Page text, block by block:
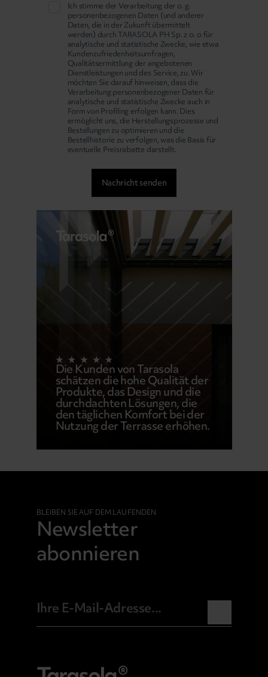
Ich stimme der Verarbeitung der o. g.
personenbezogenen Daten (und anderer
Daten, die in der Zukunft übermittelt
werden) durch TARASOLA PH Sp. z o. o für
analytische und statistische Zwecke, wie etwa
Kundenzufriedenheitsumfragen,
Qualitätsermittlung der angebotenen
Dienstleistungen und des Service, zu. Wir
möchten Sie darauf hinweisen, dass die
Verarbeitung personenbezogener Daten für
analytische und statistische Zwecke auch in
Form von Profiling erfolgen kann. Dies
ermöglicht uns, die Herstellungsprozesse und
Bestellungen zu optimieren und die
Bestellhistorie zu verfolgen, was die Basis für
eventuelle Preisrabatte darstellt.
Die Kunden von Tarasola
schätzen die hohe Qualität der
Produkte, das Design und die
durchdachten Lösungen, die
den täglichen Komfort bei der
Nutzung der Terrasse erhöhen.
BLEIBEN SIE AUF DEM LAUFENDEN
Newsletter
abonnieren